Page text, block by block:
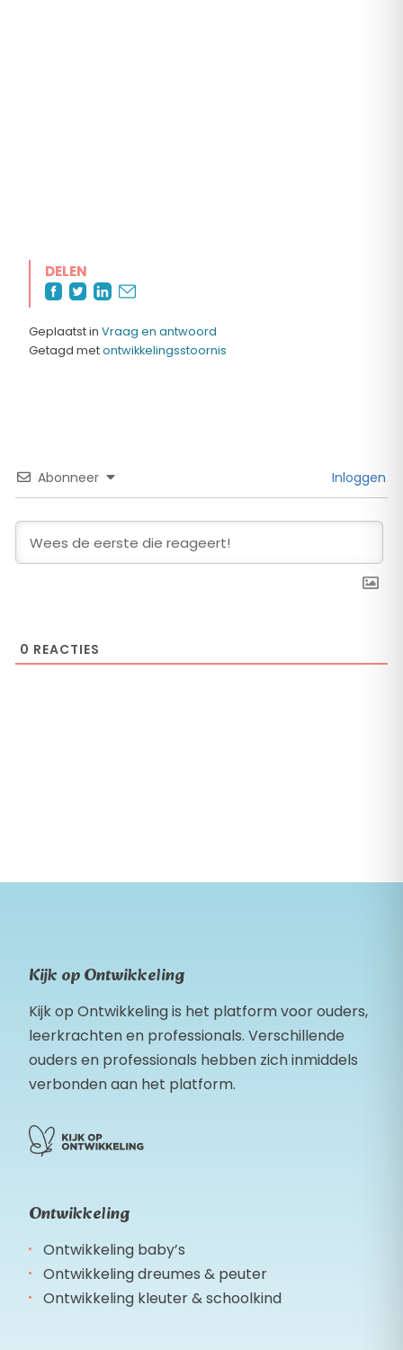
DELEN
Geplaatst in Vraag en antwoord
Getagd metontwikkelingsstoornis
Abonneer Inloggen
0 REACTIES
Kijk op Ontwikkeling
Kijk op Ontwikkeling is het platform voor ouders,
leerkrachten en professionals. Verschillende
ouders en professionals hebben zich inmiddels
verbonden aan het platform.
Ontwikkeling
Ontwikkeling baby’s
Ontwikkeling dreumes & peuter
Ontwikkeling kleuter & schoolkind